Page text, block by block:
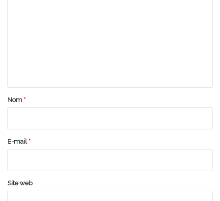
a
e
Nom *
E-mail *
Site web